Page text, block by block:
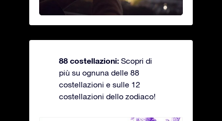
88 costellazioni: Scopri di
più su ognuna delle 88
costellazioni e sulle 12
costellazioni dello zodiaco!